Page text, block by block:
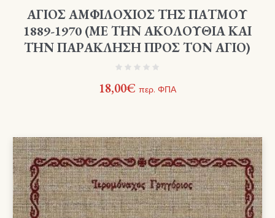
ΑΓΙΟΣ ΑΜΦΙΛΟΧΙΟΣ ΤΗΣ ΠΑΤΜΟΥ
1889-1970 (ΜΕ ΤΗΝ ΑΚΟΛΟΥΘΙΑ ΚΑΙ
ΤΗΝ ΠΑΡΑΚΛΗΣΗ ΠΡΟΣ ΤΟΝ ΑΓΙΟ)
18,00€ περ. ΦΠΑ